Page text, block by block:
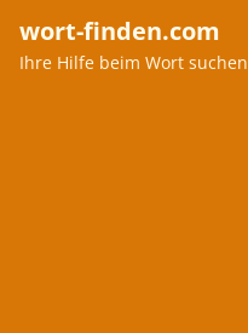
wort-finden.com
Ihre Hilfe beim Wort suchen